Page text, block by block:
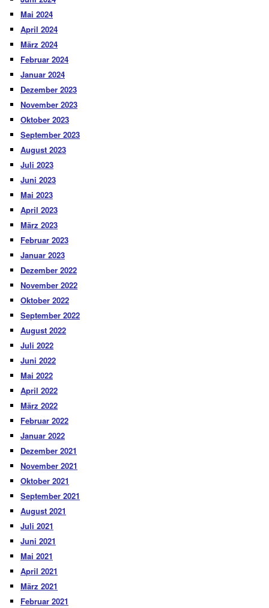
Mai 2024
April 2024
März 2024
Februar 2024
Januar 2024
Dezember 2023
November 2023
Oktober 2023
September 2023
August 2023
Juli 2023
Juni 2023
Mai 2023
April 2023
März 2023
Februar 2023
Januar 2023
Dezember 2022
November 2022
Oktober 2022
September 2022
August 2022
Juli 2022
Juni 2022
Mai 2022
April 2022
März 2022
Februar 2022
Januar 2022
Dezember 2021
November 2021
Oktober 2021
September 2021
August 2021
Juli 2021
Juni 2021
Mai 2021
April 2021
März 2021
Februar 2021